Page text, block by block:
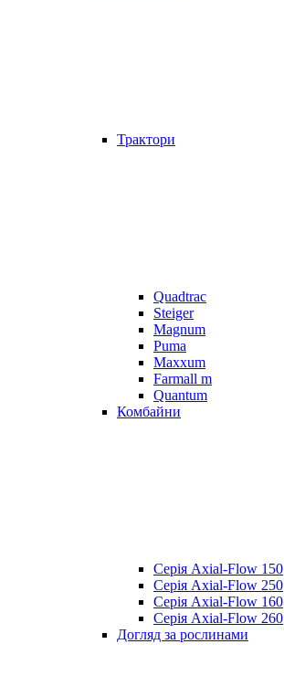
Трактори
Quadtrac
Steiger
Magnum
Puma
Maxxum
Farmall m
Quantum
Комбайни
Серія Axial-Flow 150
Серія Axial-Flow 250
Серія Axial-Flow 160
Серія Axial-Flow 260
Догляд за рослинами